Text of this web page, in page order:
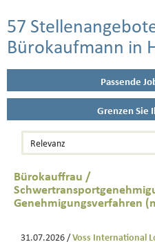
57
Bürokaufmann in
Passende
Grenzen Sie
Bürokauffrau /
Genehmigungsverfahren
31.07.2026 / Voss International